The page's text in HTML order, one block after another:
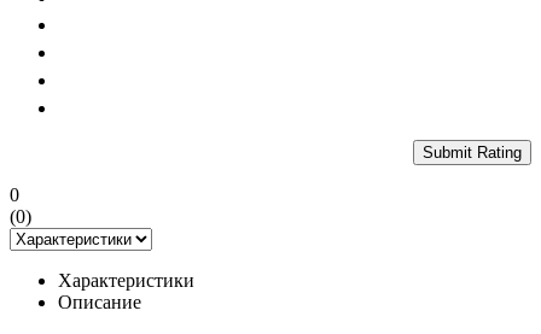
Submit Rating
0
(0)
Характеристики
Описание